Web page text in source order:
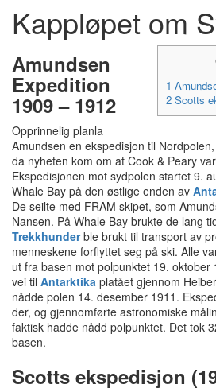
Kappløpet om
1
2 Scotts
Amundsen
Expedition
1909 – 1912
Opprinnelig planla
Amundsen en ekspedisjon til
da nyheten kom om at Cook & Peary
Ekspedisjonen mot sydpolen startet 9.
Whale Bay på den østlige enden av
De seilte med FRAM skipet, som
Nansen. På Whale Bay brukte de lang
Trekkhunderble brukt til transport av
menneskene forflyttet seg på ski. Alle
ut fra basen mot polpunktet 19. oktober
vei til Antarktika platået gjennom
nådde polen 14. desember 1911.
der, og gjennomførte astronomiske
faktisk hadde nådd polpunktet. Det tok
basen.
Scotts ekspedisjon